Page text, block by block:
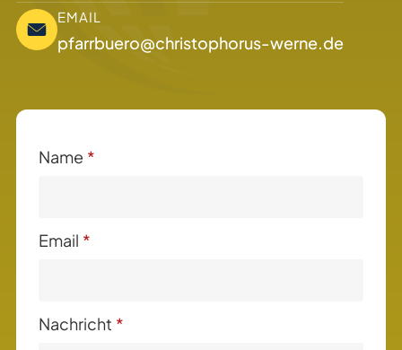
EMAIL
pfarrbuero@christophorus-werne.de
Name *
Email *
Nachricht *